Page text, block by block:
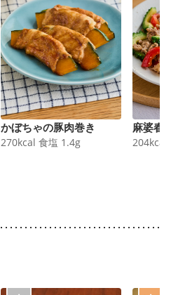
かぼちゃの豚肉巻き
270kcal 食塩 1.4g
麻婆春
204kcal